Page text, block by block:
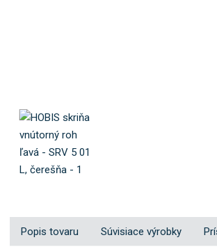
Popis tovaru Súvisiace výrobky